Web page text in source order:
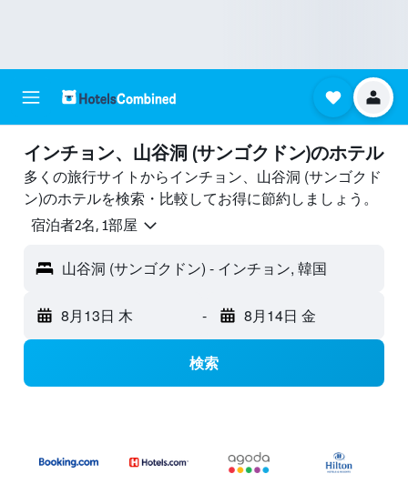
インチョン、山谷洞 (サンゴクドン)のホテル
多くの旅行サイトからインチョン、山谷洞 (サンゴクド
ン)のホテルを検索・比較してお得に節約しましょう。
宿泊者2名, 1​部屋
山谷洞 (サンゴクドン) - インチョン, 韓国
8月13日 木 - 8月14日 金
検索